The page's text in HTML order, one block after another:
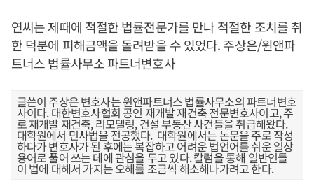
연씨는 제때에 적절한 법률전문가를 만나 적절한 조치를 취
한 덕분에 피해금액을 돌려받을 수 있었다. 주상은/윈앤파
트너스 법률사무소 파트너변호사
글쓴이 주상은 변호사는 윈앤파트너스 법률사무소의 파트너변호
사이다. 대한변호사협회 공인 재개발 재건축 전문변호사이고, 주
로 재개발 재건축, 리모델링, 건설 부동산 사건들을 취급해왔다.
대학원에서 민사법을 전공했다. 대학원에서는 논문을 주로 작성
하다가 변호사가 된 후에는 복잡하고 어려운 법언어를 쉬운 일상
용어로 풀어 쓰는 데에 관심을 두고 있다. 칼럼을 통해 일반인들
이 법에 대해서 가지는 오해를 조금씩 해소해나가려고 한다.